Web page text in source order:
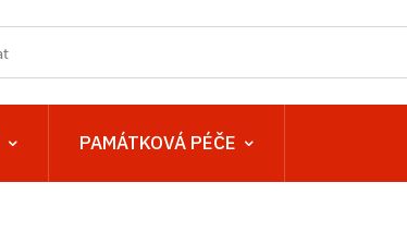
PAMÁTKOVÁ PÉČE